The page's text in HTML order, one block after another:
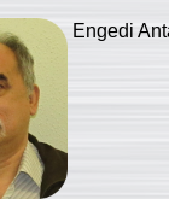
Engedi